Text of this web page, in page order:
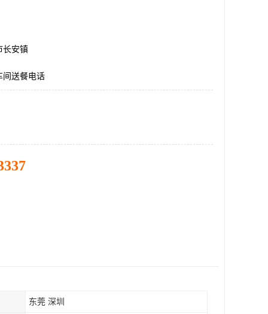
长安镇
间送餐电话
东莞 深圳